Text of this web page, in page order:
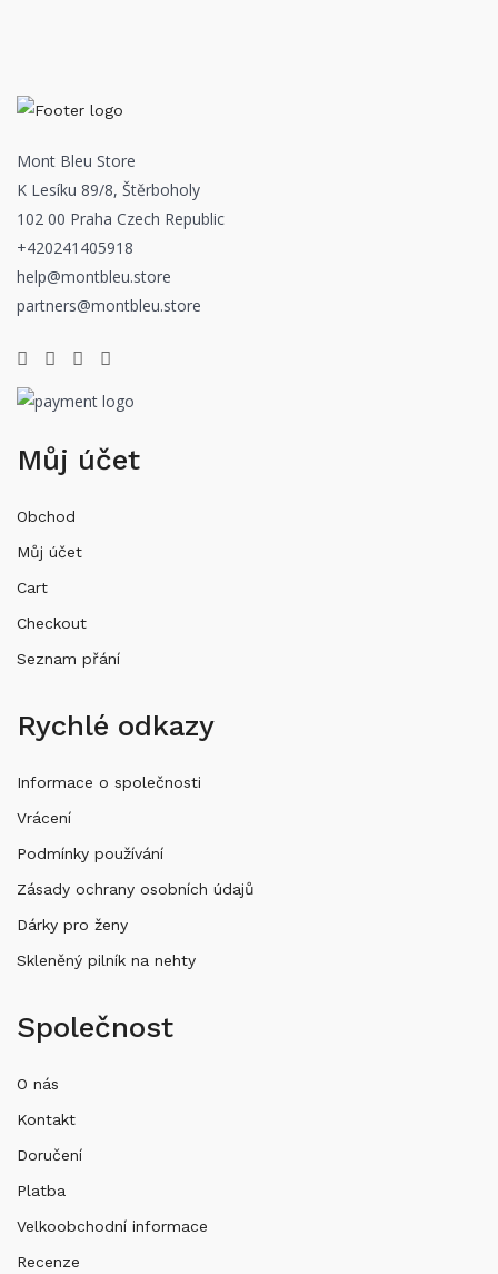
Mont Bleu Store
K Lesíku 89/8, Štěrboholy
102 00 Praha Czech Republic
+420241405918
help@montbleu.store
partners@montbleu.store
Můj účet
Obchod
Můj účet
Cart
Checkout
Seznam přání
Rychlé odkazy
Informace o společnosti
Vrácení
Podmínky používání
Zásady ochrany osobních údajů
Dárky pro ženy
Skleněný pilník na nehty
Společnost
O nás
Kontakt
Doručení
Platba
Velkoobchodní informace
Recenze